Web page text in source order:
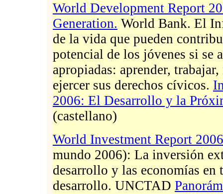
World Development Report
Generation. World Bank. El
de la vida que pueden
potencial de los jóvenes si se
apropiadas: aprender,
ejercer sus derechos cívicos.
2006: El Desarrollo y la
(castellano)
World Investment Report 2006
mundo 2006): La inversión
desarrollo y las economías en
desarrollo. UNCTAD